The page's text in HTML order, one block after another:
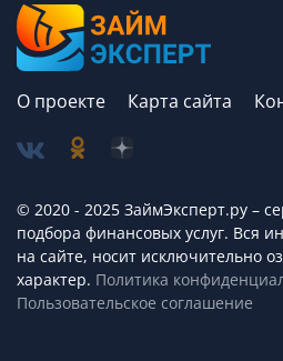
О проекте Карта сайта
© 2020 - 2025 ЗаймЭксперт.ру –
подбора финансовых услуг. Вся
на сайте, носит исключительно
характер. Политика
Пользовательское соглашение